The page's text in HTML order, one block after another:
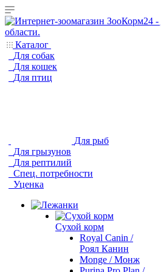
Каталог
Для собак
Для кошек
Для птиц
Для рыб
Для грызунов
Для рептилий
Спец. потребности
Уценка
Сухой корм
Royal Canin /
Роял Канин
Monge / Монж